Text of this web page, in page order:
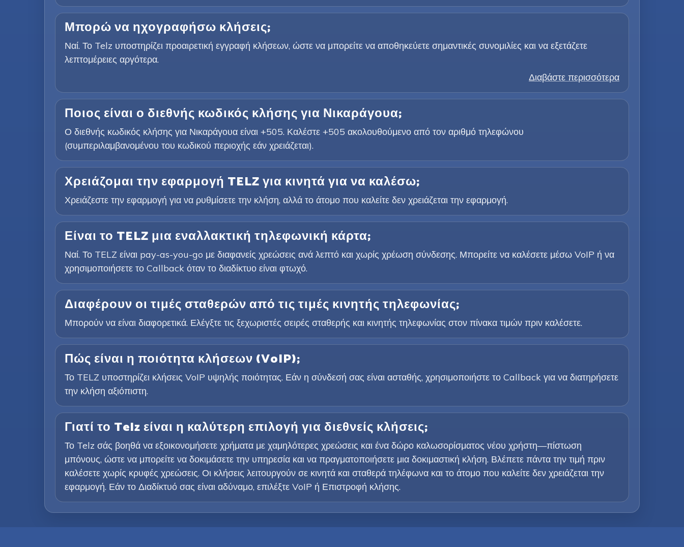
Μπορώ να ηχογραφήσω κλήσεις;
Ναί. Το Telz υποστηρίζει προαιρετική εγγραφή κλήσεων, ώστε να μπορείτε να αποθηκεύετε σημαντικές συνομιλίες και να εξετάζετε
λεπτομέρειες αργότερα.
Διαβάστε περισσότερα
Ποιος είναι ο διεθνής κωδικός κλήσης για Νικαράγουα;
Ο διεθνής κωδικός κλήσης για Νικαράγουα είναι +505. Καλέστε +505 ακολουθούμενο από τον αριθμό τηλεφώνου
(συμπεριλαμβανομένου του κωδικού περιοχής εάν χρειάζεται).
Χρειάζομαι την εφαρμογή TELZ για κινητά για να καλέσω;
Χρειάζεστε την εφαρμογή για να ρυθμίσετε την κλήση, αλλά το άτομο που καλείτε δεν χρειάζεται την εφαρμογή.
Είναι το TELZ μια εναλλακτική τηλεφωνική κάρτα;
Ναί. Το TELZ είναι pay-as-you-go με διαφανείς χρεώσεις ανά λεπτό και χωρίς χρέωση σύνδεσης. Μπορείτε να καλέσετε μέσω VoIP ή να
χρησιμοποιήσετε το Callback όταν το διαδίκτυο είναι φτωχό.
Διαφέρουν οι τιμές σταθερών από τις τιμές κινητής τηλεφωνίας;
Μπορούν να είναι διαφορετικά. Ελέγξτε τις ξεχωριστές σειρές σταθερής και κινητής τηλεφωνίας στον πίνακα τιμών πριν καλέσετε.
Πώς είναι η ποιότητα κλήσεων (VoIP);
Το TELZ υποστηρίζει κλήσεις VoIP υψηλής ποιότητας. Εάν η σύνδεσή σας είναι ασταθής, χρησιμοποιήστε το Callback για να διατηρήσετε
την κλήση αξιόπιστη.
Γιατί το Telz είναι η καλύτερη επιλογή για διεθνείς κλήσεις;
Το Telz σάς βοηθά να εξοικονομήσετε χρήματα με χαμηλότερες χρεώσεις και ένα δώρο καλωσορίσματος νέου χρήστη—πίστωση
μπόνους, ώστε να μπορείτε να δοκιμάσετε την υπηρεσία και να πραγματοποιήσετε μια δοκιμαστική κλήση. Βλέπετε πάντα την τιμή πριν
καλέσετε χωρίς κρυφές χρεώσεις. Οι κλήσεις λειτουργούν σε κινητά και σταθερά τηλέφωνα και το άτομο που καλείτε δεν χρειάζεται την
εφαρμογή. Εάν το Διαδίκτυό σας είναι αδύναμο, επιλέξτε VoIP ή Επιστροφή κλήσης.